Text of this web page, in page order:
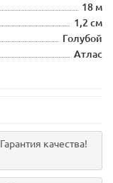
18 м
1,2 см
Голубой
Атлас
Гарантия качества!